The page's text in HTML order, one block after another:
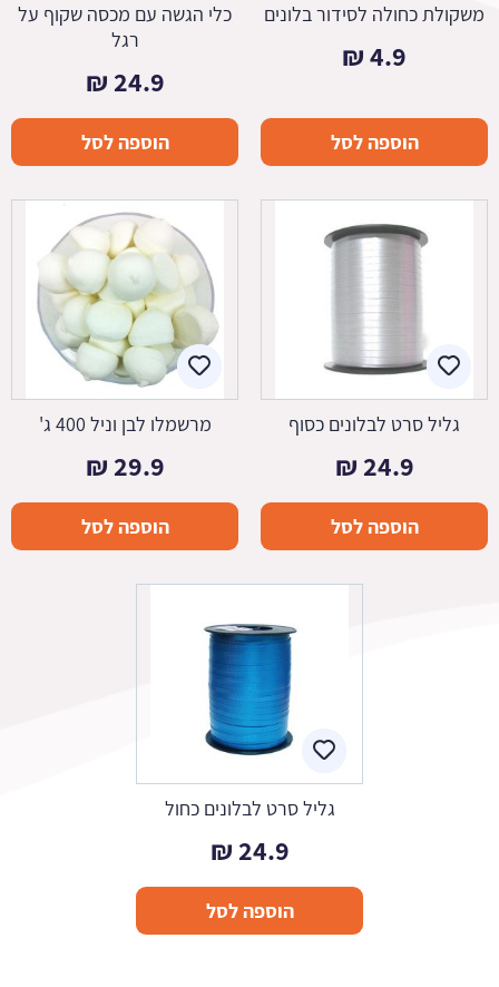
משקולת כחולה לסידור בלונים
4.9
₪
הוספה לסל
כלי הגשה עם מכסה שקוף על
רגל
24.9
₪
הוספה לסל
גליל סרט לבלונים כסוף
24.9
₪
הוספה לסל
מרשמלו לבן וניל 400 ג'
29.9
₪
הוספה לסל
גליל סרט לבלונים כחול
24.9
₪
הוספה לסל